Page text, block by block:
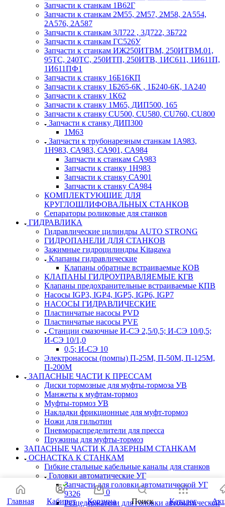
Запчасти к станкам 1В62Г
Запчасти к станкам 2М55, 2М57, 2М58, 2А554,
2А576, 2А587
Запчасти к станкам 3Л722 , 3Д722, 3Б722
Запчасти к станкам ГС526У
Запчасти к станкам ИЖ250ИТВМ, 250ИТВМ.01,
95ТС, 240ТС, 250ИТП, 250ИТВ, 1ИС611, 1И611П,
1И611ПФ1
Запчасти к станку 16Б16КП
Запчасти к станку 1Б265-6К , 1Б240-6К, 1А240
Запчасти к станку 1К62
Запчасти к станку 1М65, ДИП500, 165
Запчасти к станку CU500, CU580, CU760, CU800
Запчасти к станку ДИП300
1М63
Запчасти к трубонарезным станкам 1А983,
1Н983, СА983, СА901, СА984
Запчасти к станкам СА983
Запчасти к станку 1Н983
Запчасти к станку СА901
Запчасти к станку СА984
КОМПЛЕКТУЮЩИЕ ДЛЯ
КРУГЛОШЛИФОВАЛЬНЫХ СТАНКОВ
Сепараторы роликовые для станков
ГИДРАВЛИКА
Гидравлические цилиндры AUTO STRONG
ГИДРОПАНЕЛИ ДЛЯ СТАНКОВ
Зажимные гидроцилиндры Kitagawa
Клапаны гидравлические
Клапаны обратные встраиваемые КОВ
КЛАПАНЫ ГИДРОУПРАВЛЯЕМЫЕ КГВ
Клапаны предохранительные встраиваемые КПВ
Насосы IGP3, IGP4, IGP5, IGP6, IGP7
НАСОСЫ ГИДРАВЛИЧЕСКИЕ
Пластинчатые насосы PVD
Пластинчатые насосы PVE
Станции смазочные И-СЭ 2,5/0,5; И-СЭ 10/0,5;
И-СЭ 10/1,0
0,5; И-СЭ 10
Электронасосы (помпы) П-25М, П-50М, П-125М,
П-200М
ЗАПАСНЫЕ ЧАСТИ К ПРЕССАМ
Диски тормозные для муфты-тормоза УВ
Манжеты к муфтам-тормоз
Муфты-тормоз УВ
Накладки фрикционные для муфт-тормоз
Ножи для гильотин
Пневмораспределители для пресса
Пружины для муфты-тормоз
ЗАПАСНЫЕ ЧАСТИ К ЛАЗЕРНЫМ СТАНКАМ
ОСНАСТКА К СТАНКАМ
Гибкие стальные кабельные каналы для станков
Головки автоматические УГ
Запчасти для головки автоматической УГ
9326
Резцедержатели для головки автоматической
Главная Кабинет
0
Корзина
Поиск Каталог